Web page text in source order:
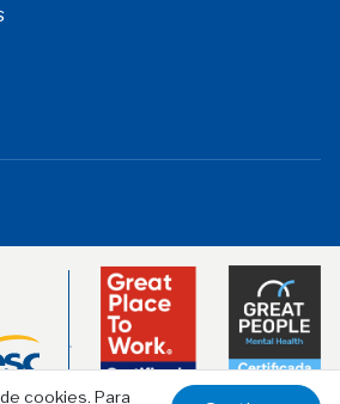
cookies. Para